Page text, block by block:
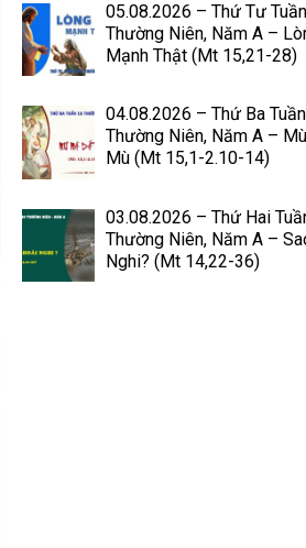
05.08.2026 – Thứ Tư
Thường Niên, Năm A –
Mạnh Thật (Mt 15,21-28)
04.08.2026 – Thứ Ba Tuần
Thường Niên, Năm A –
Mù (Mt 15,1-2.10-14)
03.08.2026 – Thứ Hai
Thường Niên, Năm A –
Nghi? (Mt 14,22-36)